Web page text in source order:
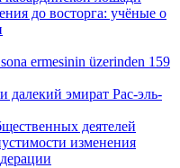
до восторга: учёные о
ermesinin üzerinden 159
далекий эмират Рас-эль-
деятелей
изменения